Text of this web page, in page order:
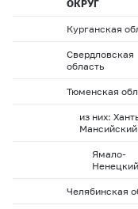
ОКРУГ
Курганская
Свердловская
область
Тюменская
из них:
Ямало-
Челябинская